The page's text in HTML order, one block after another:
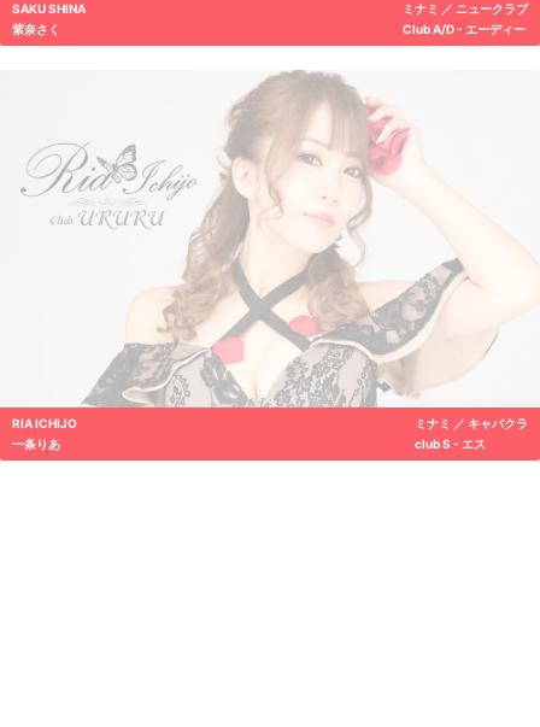
SAKU SHINA
紫奈さく
ミナミ ／ ニュークラブ
Club A/D - エーディー
RIA ICHIJO
一条りあ
ミナミ ／ キャバクラ
club S - エス